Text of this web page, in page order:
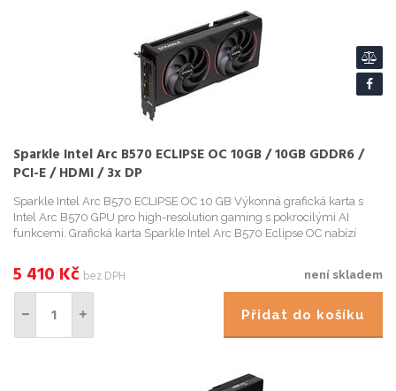
Sparkle Intel Arc B570 ECLIPSE OC 10GB / 10GB GDDR6 /
PCI-E / HDMI / 3x DP
Sparkle Intel Arc B570 ECLIPSE OC 10 GB Výkonná grafická karta s
Intel Arc B570 GPU pro high-resolution gaming s pokrocilými AI
funkcemi. Grafická karta Sparkle Intel Arc B570 Eclipse OC nabízí
není skladem
5 410 Kč bez DPH
Přidat do košíku